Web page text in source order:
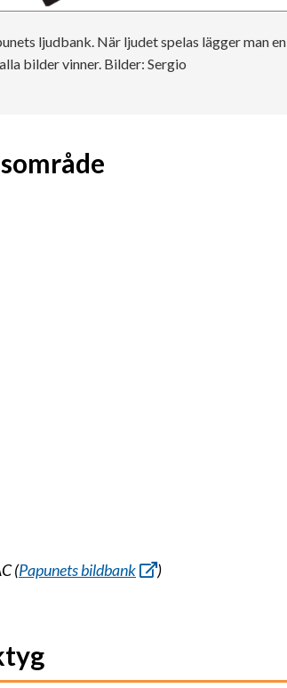
ljudbank. När ljudet spelas lägger man en
bilder vinner. Bilder: Sergio
(Papunets bildbank )